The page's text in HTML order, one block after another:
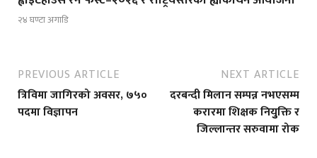
२४ घण्टा अगाडि
PREVIOUS ARTICLE
त्रिविमा जागिरको अवसर, ७५०
पदमा विज्ञापन
NEXT ARTICLE
दरबन्दी मिलान सम्पन्न नभएसम्म
करारमा शिक्षक नियुुक्ति र
जिल्लान्तर सरुवामा रोक